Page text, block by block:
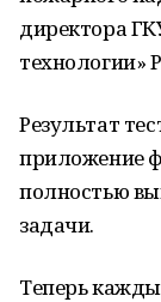
директора
технологии»
Результат
приложение
полностью
задачи.
Теперь